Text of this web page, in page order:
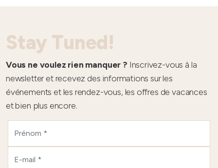
Stay Tuned!
Vous ne voulez rien manquer ? Inscrivez-vous à la
newsletter et recevez des informations sur les
événements et les rendez-vous, les offres de vacances
et bien plus encore.